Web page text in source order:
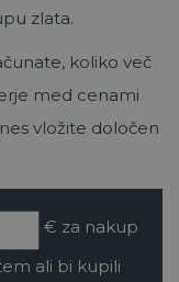
zlata.
koliko več
med cenami
vložite določen
€ za nakup
ali bi kupili